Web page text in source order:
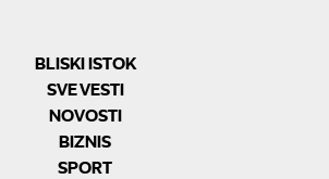
BLISKI ISTOK
SVE VESTI
NOVOSTI
BIZNIS
SPORT